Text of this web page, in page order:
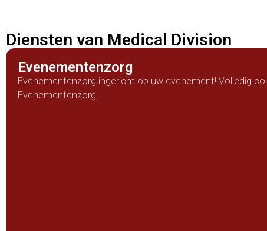
Diensten van Medical Division
Evenementenzorg
Evenementenzorg ingericht op uw evenement! Volledig
Evenementenzorg.